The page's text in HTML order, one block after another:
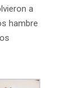
a
hambre